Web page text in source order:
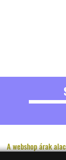
A webshop árak